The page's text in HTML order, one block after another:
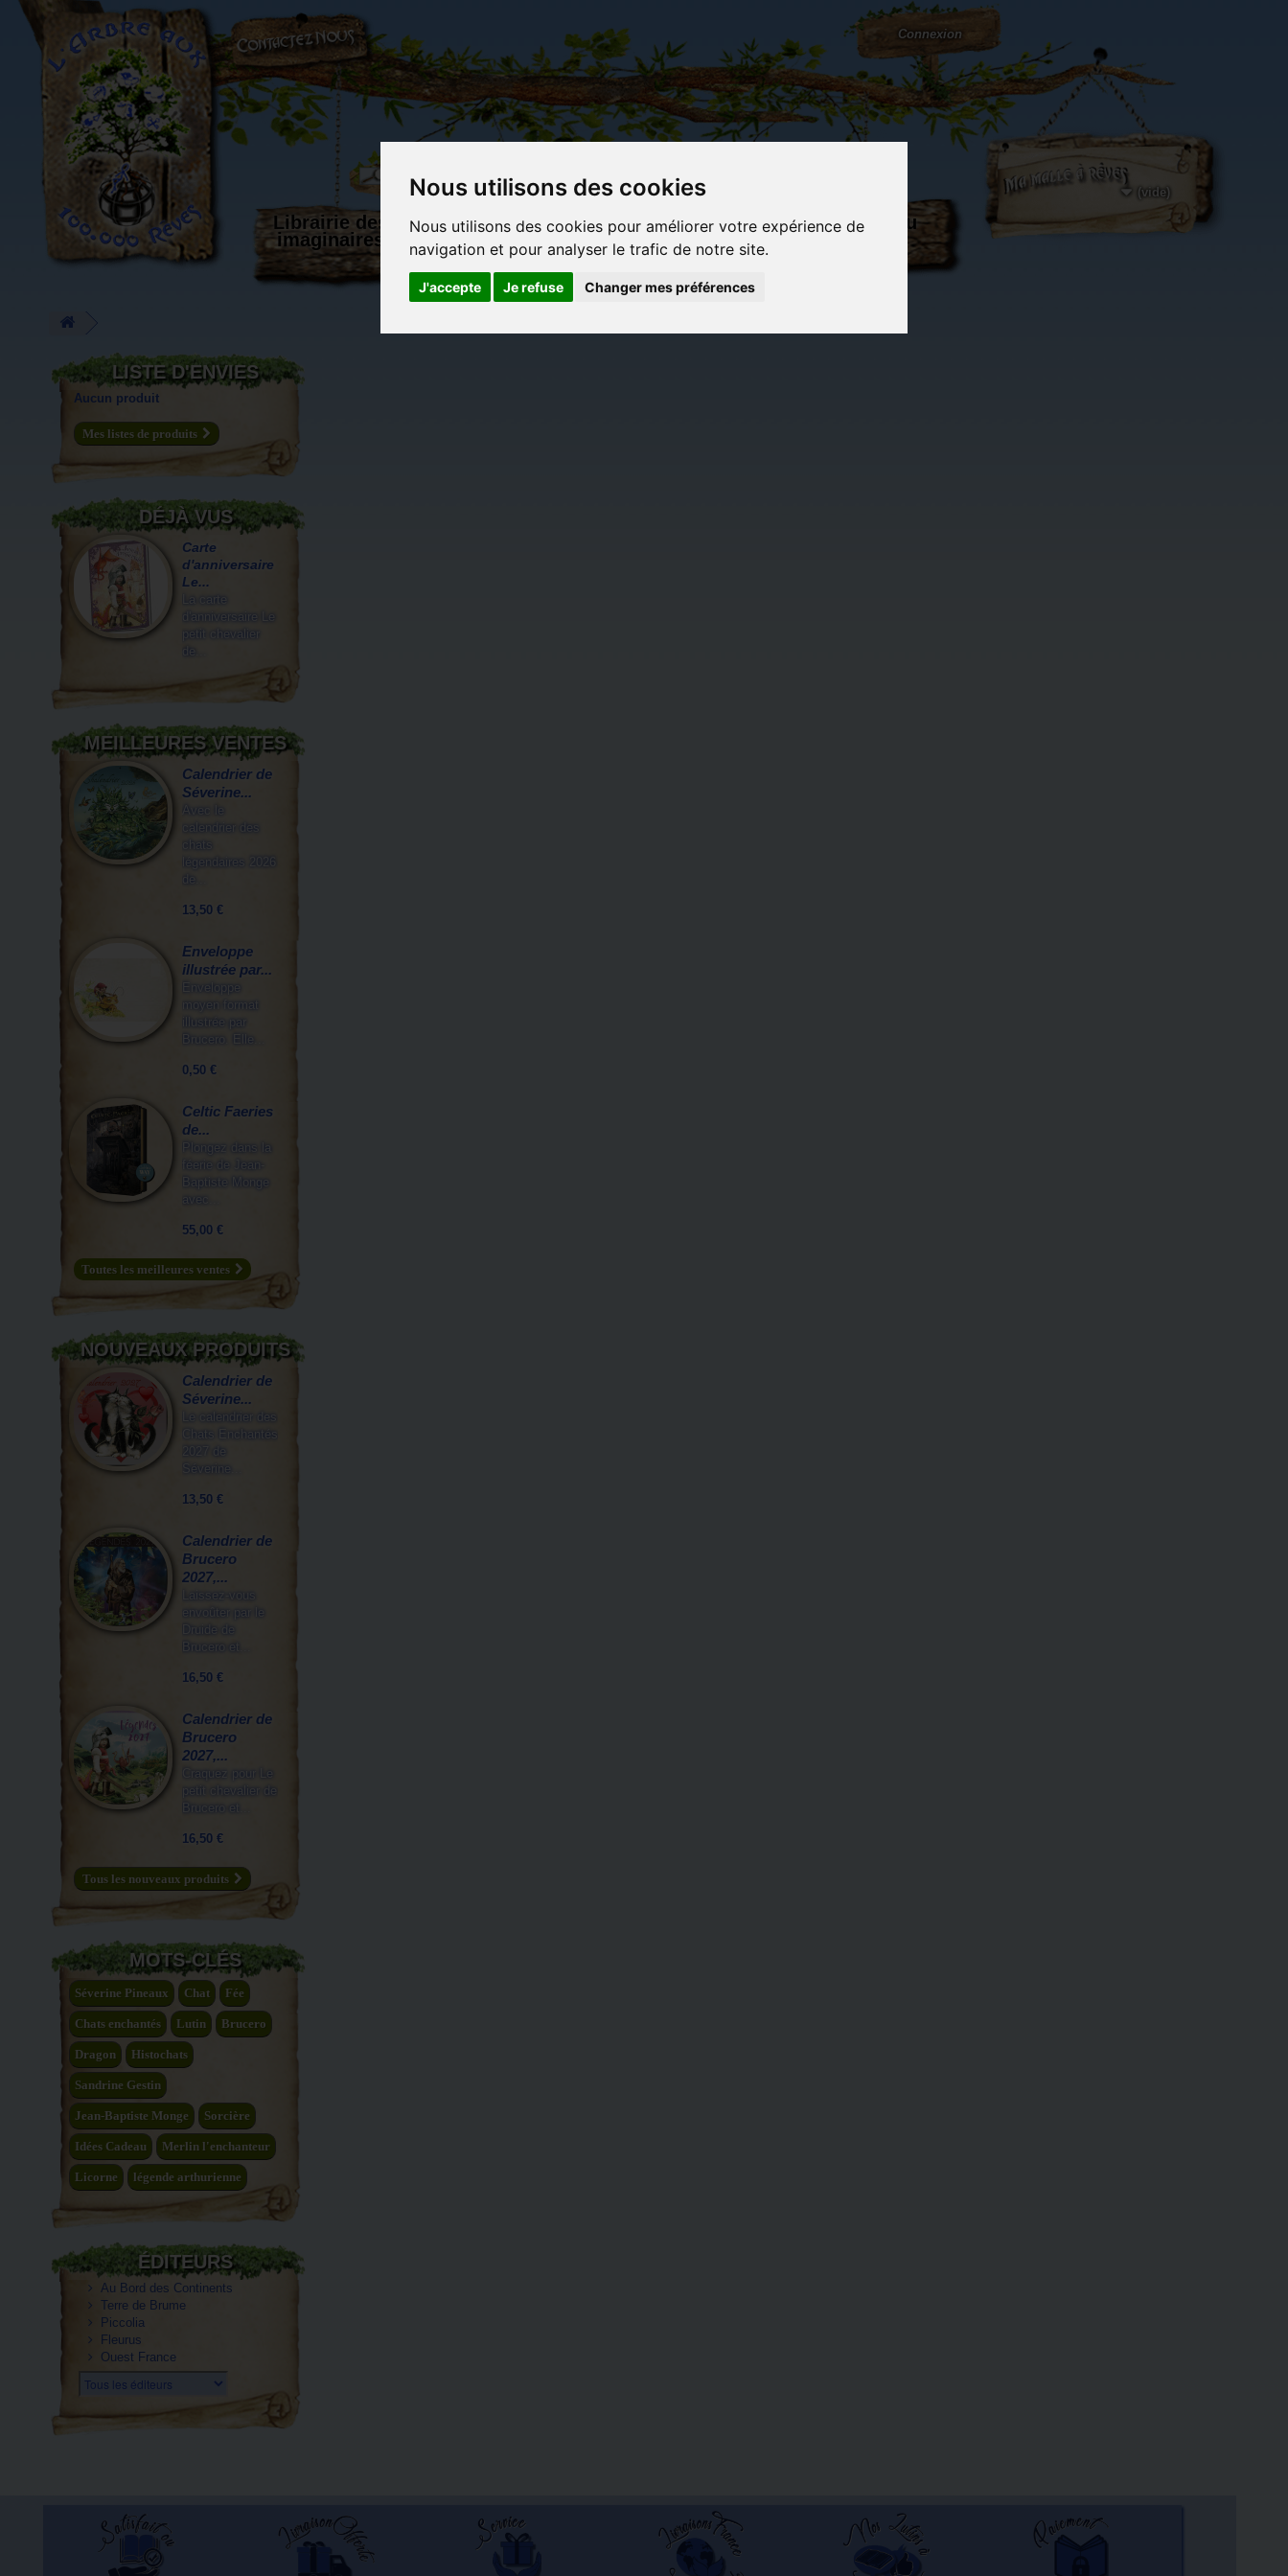
Nous utilisons des cookies
Nous utilisons des cookies pour améliorer votre expérience de
navigation et pour analyser le trafic de notre site.
J'accepte Je refuse Changer mes préférences
L'Arbre aux 100.000 Rêves
Connexion
(vide)
Librairie des
imaginaires
Carterie
papeterie
originale
Activités
manuelles,
détente et
Objets déco et
cadeaux
originaux
Du côté du
blog...
LISTE D'ENVIES
Aucun produit
Mes listes de produits
DÉJÀ VUS
Carte
d'anniversaire
Le...
La carte
d'anniversaire Le
petit chevalier
de...
MEILLEURES VENTES
Calendrier de
Séverine...
Avec le
calendrier des
chats
légendaires 2026
de...
13,50 €
Enveloppe
illustrée par...
Enveloppe
moyen format
illustrée par
Brucero. Elle...
0,50 €
Celtic Faeries
de...
Plongez dans la
féerie de Jean-
Baptiste Monge
avec...
55,00 €
Toutes les meilleures ventes
NOUVEAUX PRODUITS
Calendrier de
Séverine...
Le calendrier des
Chats Enchantés
2027 de
Séverine...
13,50 €
Calendrier de
Brucero
2027,...
Laissez-vous
envoûter par le
Druide de
Brucero et...
16,50 €
Calendrier de
Brucero
2027,...
Craquez pour Le
petit chevalier de
Brucero et...
16,50 €
Tous les nouveaux produits
MOTS-CLÉS
Séverine Pineaux Chat Fée
Chats enchantés Lutin Brucero
Dragon Histochats
Sandrine Gestin
Jean-Baptiste Monge Sorcière
Idées Cadeau Merlin l'enchanteur
Licorne légende arthurienne
ÉDITEURS
Au Bord des Continents
Terre de Brume
Piccolia
Fleurus
Ouest France
Tous les éditeurs